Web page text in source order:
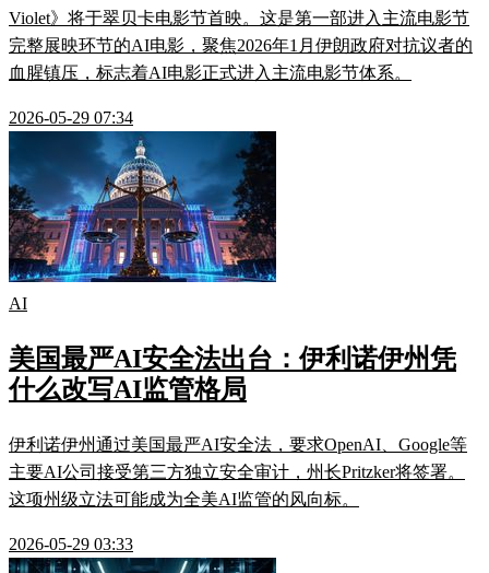
Violet》将于翠贝卡电影节首映。这是第一部进入主流电影节
完整展映环节的AI电影，聚焦2026年1月伊朗政府对抗议者的
血腥镇压，标志着AI电影正式进入主流电影节体系。
2026-05-29 07:34
AI
美国最严AI安全法出台：伊利诺伊州凭
什么改写AI监管格局
伊利诺伊州通过美国最严AI安全法，要求OpenAI、Google等
主要AI公司接受第三方独立安全审计，州长Pritzker将签署。
这项州级立法可能成为全美AI监管的风向标。
2026-05-29 03:33